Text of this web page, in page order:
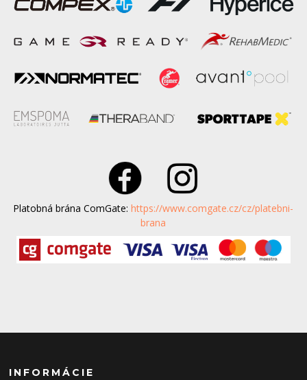
Platobná brána ComGate:https://www.comgate.cz/cz/platebni-
brana
INFORMÁCIE